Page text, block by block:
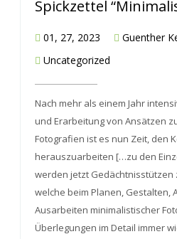
Spickzettel
01, 27, 2023
Guenther
Uncategorized
Nach mehr als einem Jahr
und Erarbeitung von Ansätzen
Fotografien ist es nun Zeit, den
herauszuarbeiten […zu den
werden jetzt Gedächtnisstützen
welche beim Planen, Gestalten,
Ausarbeiten minimalistischer
Überlegungen im Detail immer